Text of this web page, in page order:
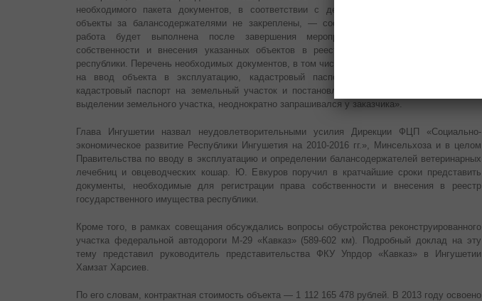
необходимого пакета документов, в соответствии с действующим законодательством,
объекты за балансодержателями не закреплены, — сообщила М. Цечоева. — Данная
работа будет выполнена после завершения мероприятий по регистрации права
собственности и внесения указанных объектов в реестр государственного имущества
республики. Перечень необходимых документов, в том числе разрешение на строительство,
на ввод объекта в эксплуатацию, кадастровый паспорт на объекты недвижимости,
кадастровый паспорт на земельный участок и постановление уполномоченного органа о
выделении земельного участка, неоднократно запрашивался у заказчика».
Глава Ингушетии назвал неудовлетворительными усилия Дирекции ФЦП «Социально-
экономическое развитие Республики Ингушетия на 2010-2016 гг.», Минсельхоза и в целом
Правительства по вводу в эксплуатацию и определении балансодержателей ветеринарных
лечебниц и овцеводческих кошар. Ю. Евкуров поручил в кратчайшие сроки представить
документы, необходимые для регистрации права собственности и внесения в реестр
государственного имущества республики.
Кроме того, в рамках совещания обсуждались вопросы обустройства реконструированного
участка федеральной автодороги М-29 «Кавказ» (589-602 км). Подробный доклад на эту
тему представил руководитель представительства ФКУ Упрдор «Кавказ» в Ингушетии
Хамзат Харсиев.
По его словам, контрактная стоимость объекта — 1 112 165 478 рублей. В 2013 году освоено